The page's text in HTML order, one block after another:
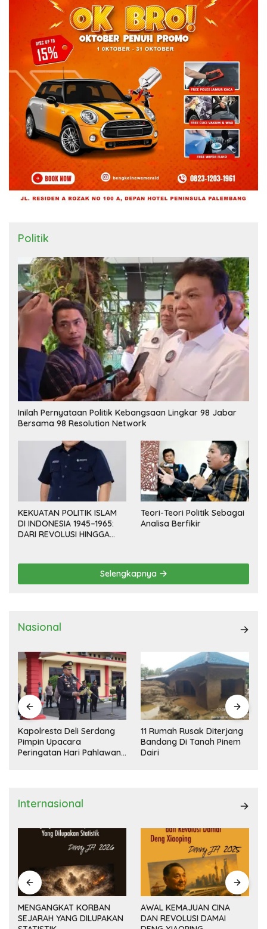
Politik
Inilah Pernyataan Politik Kebangsaan Lingkar 98 Jabar
Bersama 98 Resolution Network
KEKUATAN POLITIK ISLAM
DI INDONESIA 1945–1965:
DARI REVOLUSI HINGGA
Teori-Teori Politik Sebagai
Analisa Berfikir
Selengkapnya
Nasional
Kapolresta Deli Serdang
Pimpin Upacara
Peringatan Hari Pahlawan
11 Rumah Rusak Diterjang
Bandang Di Tanah Pinem
Dairi
Internasional
MENGANGKAT KORBAN
SEJARAH YANG DILUPAKAN
AWAL KEMAJUAN CINA
DAN REVOLUSI DAMAI